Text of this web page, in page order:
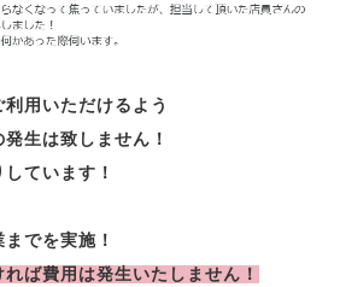
用いただけるよう
生は致しません！
ています！
でを実施！
ば費用は発生いたしません！